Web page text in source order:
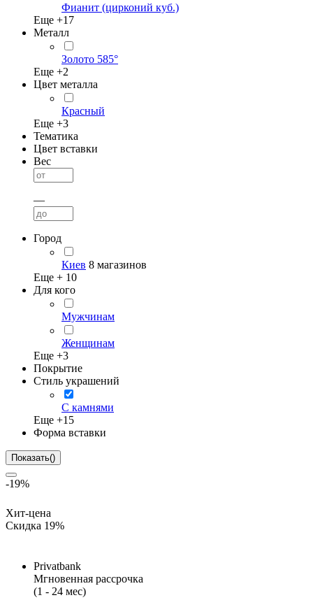
Фианит (цирконий куб.)
Еще +17
Металл
Золото 585°
Еще +2
Цвет металла
Красный
Еще +3
Тематика
Цвет вставки
Вес
—
Город
Киев 8 магазинов
Еще + 10
Для кого
Мужчинам
Женщинам
Еще +3
Покрытие
Стиль украшений
С камнями
Еще +15
Форма вставки
Показать()
-19%
Хит-цена
Скидка 19%
Privatbank
Мгновенная рассрочка
(1 - 24 мес)